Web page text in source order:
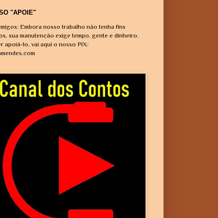
"APOIE"
Embora nosso trabalho não tenha fins
sua manutenção exige tempo, gente e dinheiro.
apoiá-lo, vai aqui o nosso PIX: